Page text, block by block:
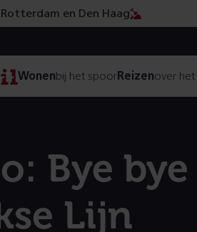
en Den Haag
Wonenbij het spoorReizenover
Bye bye
Lijn